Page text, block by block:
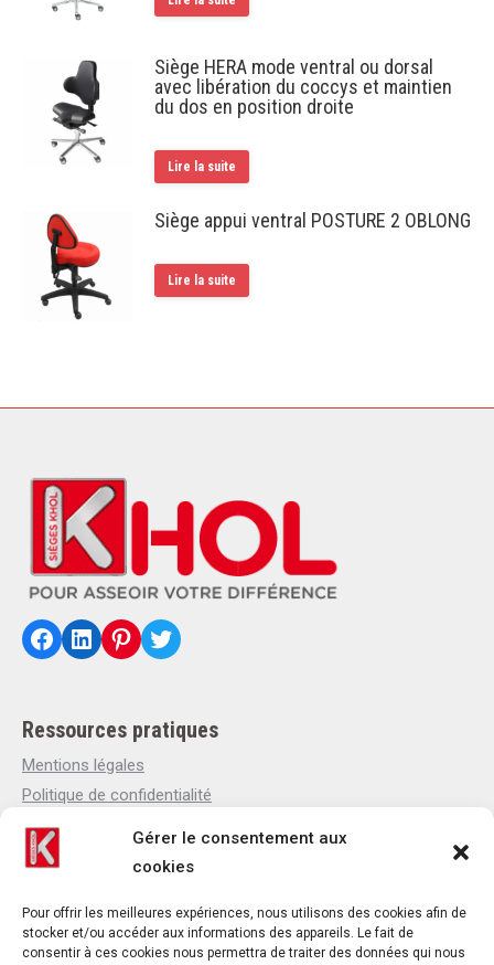
Gérer le consentement aux
cookies
Pour offrir les meilleures expériences, nous utilisons des cookies afin de
stocker et/ou accéder aux informations des appareils. Le fait de
consentir à ces cookies nous permettra de traiter des données qui nous
Siège HERA mode ventral ou dorsal
avec libération du coccys et maintien
du dos en position droite
Lire la suite
Siège appui ventral POSTURE 2 OBLONG
Lire la suite
Facebook LinkedIn Pinterest Twitter
Ressources pratiques
Mentions légales
Politique de confidentialité
Politique de cookies
Qui sommes-nous
Contact